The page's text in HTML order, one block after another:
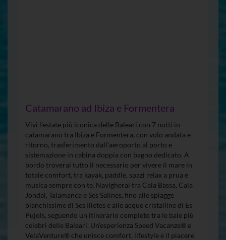
Catamarano ad Ibiza e Formentera
Vivi l’estate più iconica delle Baleari con 7 notti in
catamarano tra Ibiza e Formentera, con volo andata e
ritorno, trasferimento dall’aeroporto al porto e
sistemazione in cabina doppia con bagno dedicato. A
bordo troverai tutto il necessario per vivere il mare in
totale comfort, tra kayak, paddle, spazi relax a prua e
musica sempre con te. Navigherai tra Cala Bassa, Cala
Jondal, Talamanca e Ses Salines, fino alle spiagge
bianchissime di Ses Illetes e alle acque cristalline di Es
Pujols, seguendo un itinerario completo tra le baie più
celebri delle Baleari. Un’esperienza Speed Vacanze® e
VelaVenture® che unisce comfort, lifestyle e il piacere